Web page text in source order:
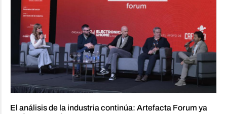
El análisis de la industria continúa: Artefacta Forum ya